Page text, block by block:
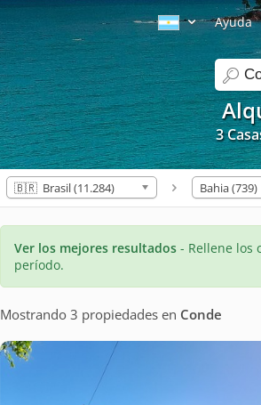
3
search
Ayuda
🇧🇷 Brasil (11.284) Bahia (739)
Ver los mejores resultados - Rellene los
período.
Mostrando 3 propiedades en Conde